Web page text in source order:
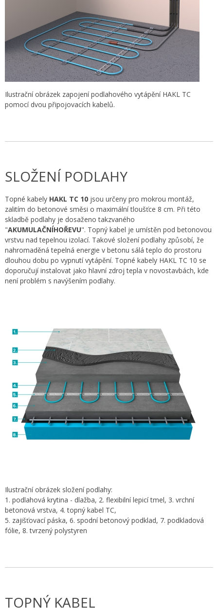
Ilustrační obrázek zapojení podlahového vytápění HAKL TC
pomocí dvou připojovacích kabelů.
SLOŽENÍ PODLAHY
Topné kabely HAKL TC 10 jsou určeny pro mokrou montáž,
zalitím do betonové směsi o maximální tloušťce 8 cm. Při této
skladbě podlahy je dosaženo takzvaného
"AKUMULAČNÍHOŘEVU". Topný kabel je umístěn pod betonovou
vrstvu nad tepelnou izolací. Takové složení podlahy způsobí, že
nahromaděná tepelná energie v betonu sálá teplo do prostoru
dlouhou dobu po vypnutí vytápění. Topné kabely HAKL TC 10 se
doporučují instalovat jako hlavní zdroj tepla v novostavbách, kde
není problém s navýšením podlahy.
Ilustrační obrázek složení podlahy:
1. podlahová krytina - dlažba, 2. flexibilní lepicí tmel, 3. vrchní
betonová vrstva, 4. topný kabel TC,
5. zajišťovací páska, 6. spodní betonový podklad, 7. podkladová
fólie, 8. tvrzený polystyren
TOPNÝ KABEL